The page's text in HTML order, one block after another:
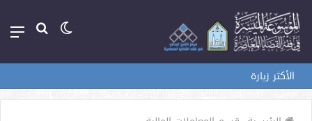
بحث الوضع
الأكثر زيارة